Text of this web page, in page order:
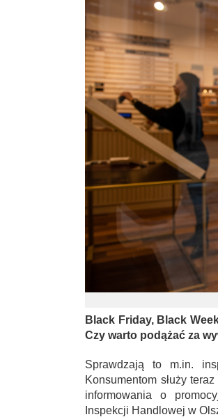
Black Friday, Black
Czy warto podążać za
Sprawdzają to m.in.
Konsumentom służy
informowania o
Inspekcji Handlowej w